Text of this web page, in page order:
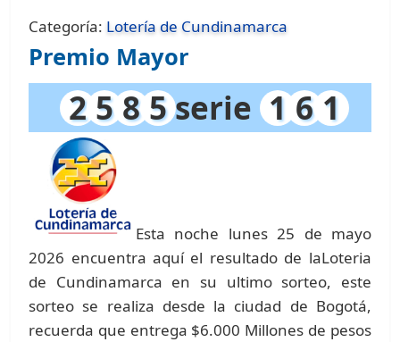
Categoría: Lotería de Cundinamarca
Premio Mayor
2 5 8 5serie 1 6 1
Esta noche lunes 25 de mayo
2026 encuentra aquí el resultado de laLoteria
de Cundinamarca en su ultimo sorteo, este
sorteo se realiza desde la ciudad de Bogotá,
recuerda que entrega $6.000 Millones de pesos